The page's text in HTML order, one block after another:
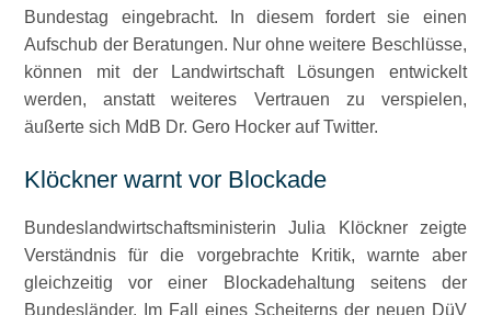
Bundestag eingebracht. In diesem fordert sie einen
Aufschub der Beratungen. Nur ohne weitere Beschlüsse,
können mit der Landwirtschaft Lösungen entwickelt
werden, anstatt weiteres Vertrauen zu verspielen,
äußerte sich MdB Dr. Gero Hocker auf Twitter.
Klöckner warnt vor Blockade
Bundeslandwirtschaftsministerin Julia Klöckner zeigte
Verständnis für die vorgebrachte Kritik, warnte aber
gleichzeitig vor einer Blockadehaltung seitens der
Bundesländer. Im Fall eines Scheiterns der neuen DüV